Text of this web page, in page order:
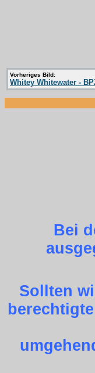
Vorheriges Bild:
Whitey Whitewater -
Bei
Sollten